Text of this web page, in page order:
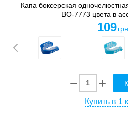
Капа боксерская
BO-7773 цвета в
109 грн
Купить в 1